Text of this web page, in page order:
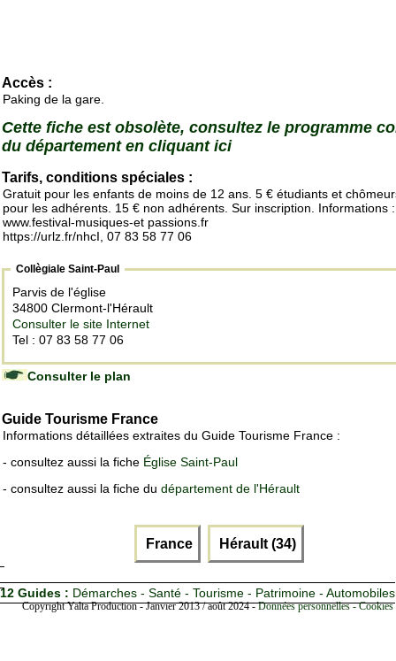
Accès :
Paking de la gare.
Cette fiche est obsolète, consultez le programme
du département en cliquant ici
Tarifs, conditions spéciales :
Gratuit pour les enfants de moins de 12 ans. 5 € étudiants et
pour les adhérents. 15 € non adhérents. Sur inscription. Informations :
www.festival-musiques-et passions.fr
https://urlz.fr/nhcI, 07 83 58 77 06
Collègiale Saint-Paul
Parvis de l'église
34800 Clermont-l'Hérault
Consulter le site Internet
Tel : 07 83 58 77 06
Consulter le plan
Guide Tourisme France
Informations détaillées extraites du Guide Tourisme France :
- consultez aussi la fiche Église Saint-Paul
- consultez aussi la fiche du département de l'Hérault
France Hérault (34)
12 Guides : Démarches - Santé - Tourisme - Patrimoine - Automobiles
Copyright Yalta Production - Janvier 2013 / août 2024 -Données personnelles -